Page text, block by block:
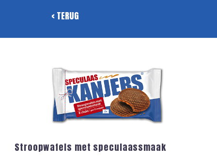
< TERUG
Stroopwafels met speculaassmaak